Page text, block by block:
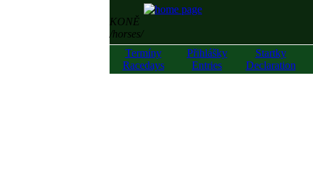
KONĚ
/horses/
Termíny
Racedays
Přihlášky
Entries
Startky
Declaration